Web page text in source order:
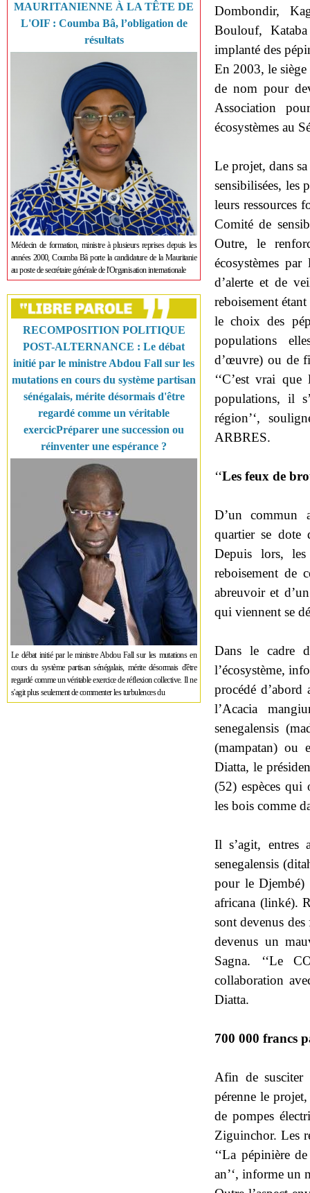
MAURITANIENNE À LA TÊTE DE
L'OIF : Coumba Bâ, l’obligation de
résultats
Médecin de formation, ministre à plusieurs reprises depuis les
années 2000, Coumba Bâ porte la candidature de la Mauritanie
au poste de secrétaire générale de l'Organisation internationale
RECOMPOSITION POLITIQUE
POST-ALTERNANCE : Le débat
initié par le ministre Abdou Fall sur les
mutations en cours du système partisan
sénégalais, mérite désormais d'être
regardé comme un véritable
exercicPréparer une succession ou
réinventer une espérance ?
Le débat initié par le ministre Abdou Fall sur les mutations en
cours du système partisan sénégalais, mérite désormais d'être
regardé comme un véritable exercice de réflexion collective. Il ne
s'agit plus seulement de commenter les turbulences du
Dombondir,
Boulouf,
implanté des
En 2003, le
de nom pour
Association
écosystèmes au
Le projet, dans
sensibilisées, les
leurs ressources
Comité de
Outre, le
écosystèmes
d’alerte et de
reboisement
le choix des
populations
d’œuvre) ou de
‘‘C’est vrai
populations, il
région’‘,
ARBRES.
‘‘Les feux de
D’un commun
quartier se dote
Depuis lors,
reboisement de
abreuvoir et
qui viennent se
Dans le cadre
l’écosystème,
procédé d’abord
l’Acacia
senegalensis
(mampatan) ou
Diatta, le
(52) espèces qui
les bois comme
Il s’agit, entres
senegalensis
pour le Djembé)
africana (linké).
sont devenus des
devenus un
Sagna. ‘‘Le
collaboration
Diatta.
700 000 francs
Afin de susciter
pérenne le
de pompes
Ziguinchor. Les
‘‘La pépinière
an’‘, informe un